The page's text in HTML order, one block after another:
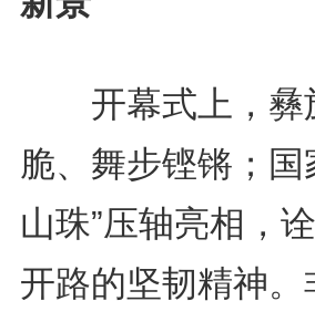
开幕式上，彝
脆、舞步铿锵；
山珠”压轴亮相，
开路的坚韧精神